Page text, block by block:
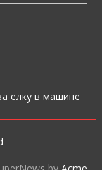
елку в машине